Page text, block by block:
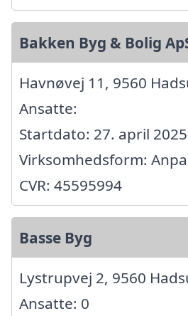
Bakken Byg & Bolig
Havnøvej 11, 9560
Ansatte:
Startdato: 27. april
Virksomhedsform:
CVR: 45595994
Basse Byg
Lystrupvej 2, 9560
Ansatte: 0